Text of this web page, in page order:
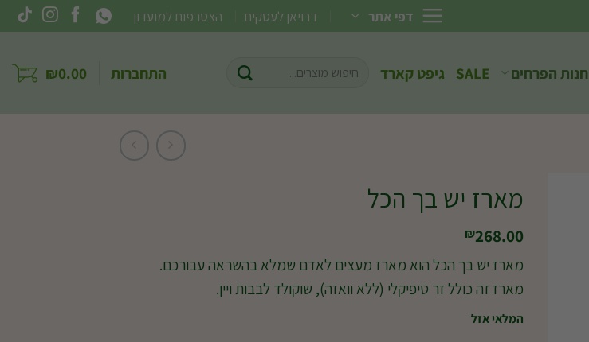
דפי אתר דרויאן לעסקים הצטרפות למועדון
חנות הפרחים SALE גיפט קארד התחברות ₪0.00
מארז יש בך הכל
₪268.00
מארז יש בך הכל הוא מארז מעצים לאדם שמלא בהשראה עבורכם.
מארז זה כולל זר טיפיקלי (ללא וואזה), שוקולד לבבות ויין.
המלאי אזל